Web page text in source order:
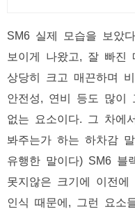
SM6 실제 모습을 보았
보이게 나왔고, 잘 빠진
상당히 크고 매끈하며
안전성, 연비 등도 많이
없는 요소이다. 그 차에
봐주는가 하는 하차감
유행한 말이다) SM6 블
못지않은 크기에 이전에
인식 때문에, 그런 요소